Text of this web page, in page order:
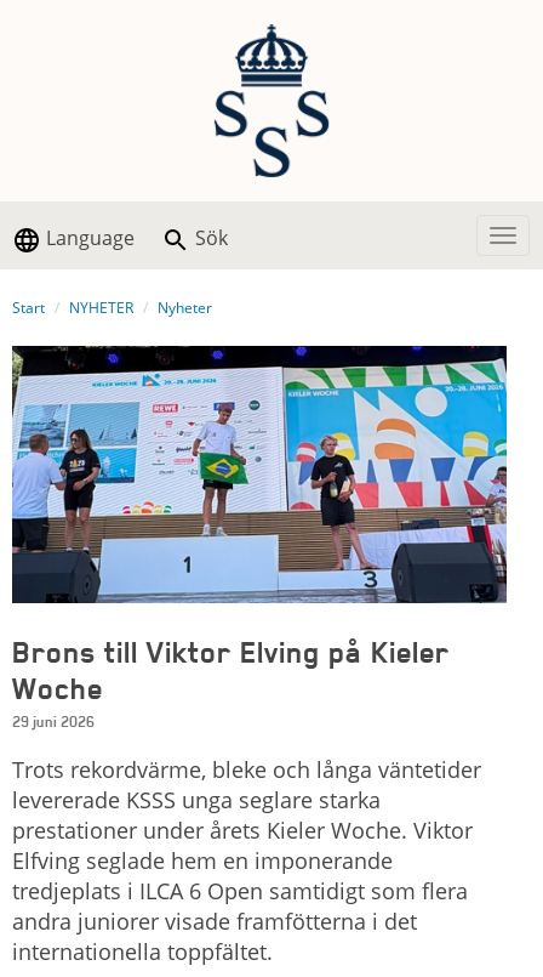
Language Sök
Start NYHETER Nyheter
Brons till Viktor Elving på Kieler
Woche
29 juni 2026
Trots rekordvärme, bleke och långa väntetider
levererade KSSS unga seglare starka
prestationer under årets Kieler Woche. Viktor
Elfving seglade hem en imponerande
tredjeplats i ILCA 6 Open samtidigt som flera
andra juniorer visade framfötterna i det
internationella toppfältet.